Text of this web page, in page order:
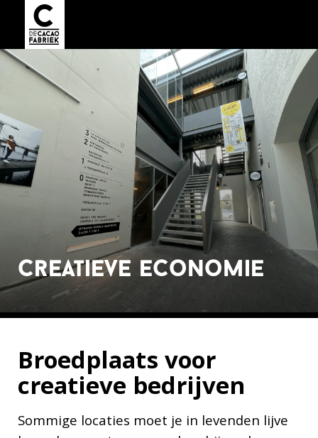
creatieve economie
Broedplaats voor
creatieve bedrijven
Sommige locaties moet je in levenden lijve